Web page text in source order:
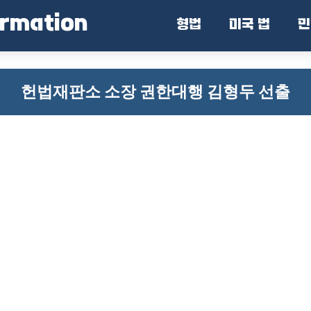
형법 미국 법
헌법재판소 소장 권한대행 김형두 선출